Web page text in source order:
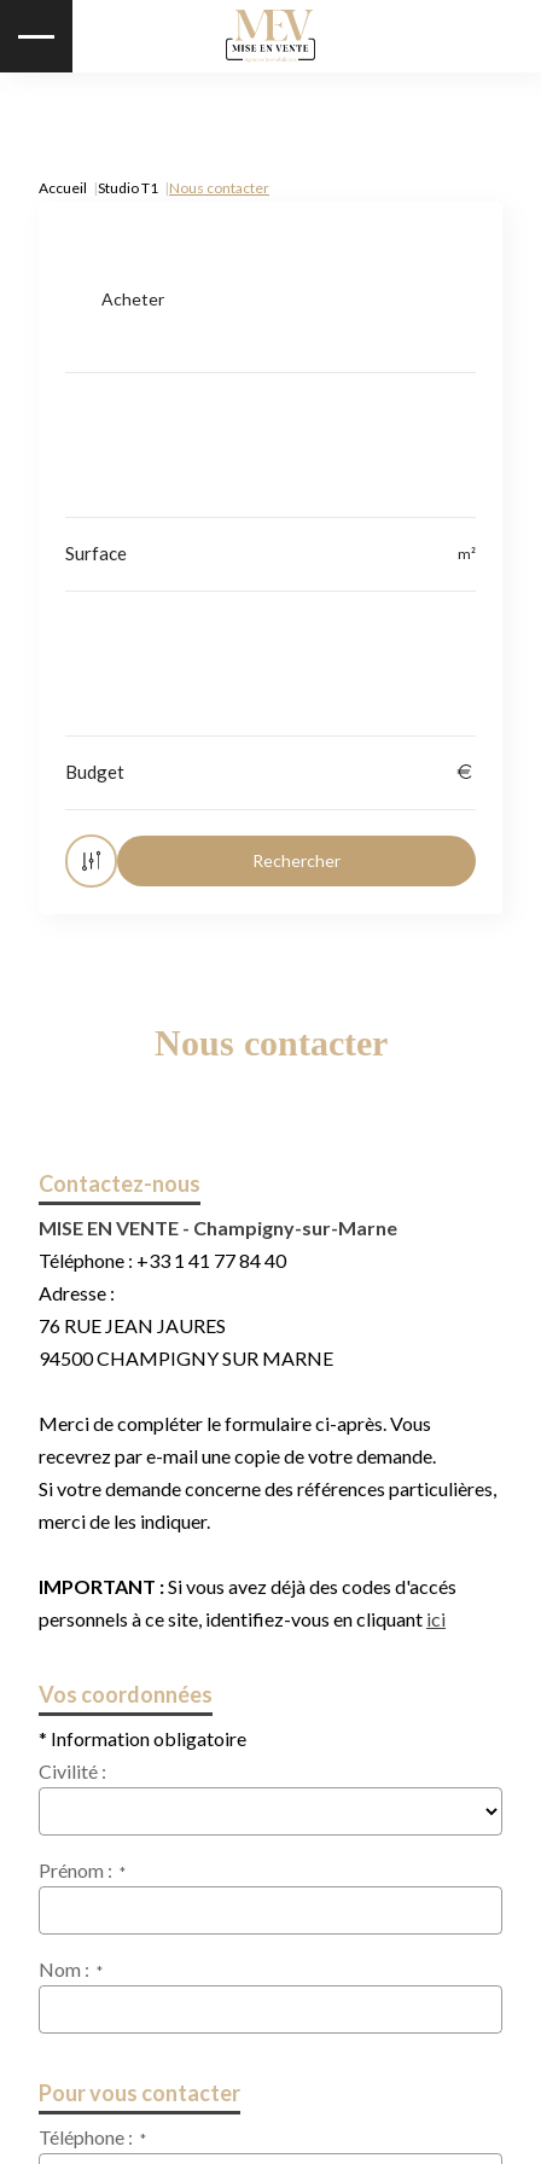
Accueil Studio T1 Nous contacter
Acheter
Nous contacter
Contactez-nous
MISE EN VENTE - Champigny-sur-Marne
Téléphone : +33 1 41 77 84 40
Adresse :
76 RUE JEAN JAURES
94500CHAMPIGNY SUR MARNE
Merci de compléter le formulaire ci-après. Vous
recevrez par e-mail une copie de votre demande.
Si votre demande concerne des références particulières,
merci de les indiquer.
IMPORTANT :Si vous avez déjà des codes d'accés
personnels à ce site, identifiez-vous en cliquant ici
Vos coordonnées
* Information obligatoire
Civilité :
Prénom : *
Nom : *
Pour vous contacter
Téléphone : *